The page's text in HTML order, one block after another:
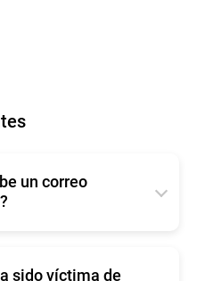
un correo
remitente mediante
sido víctima de